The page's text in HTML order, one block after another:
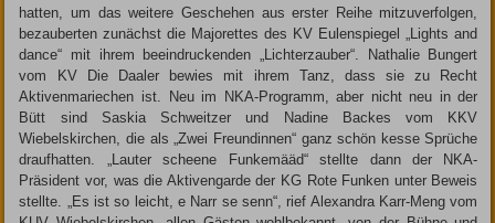
hatten, um das weitere Geschehen aus erster Reihe mitzuverfolgen,
bezauberten zunächst die Majorettes des KV Eulenspiegel „Lights and
dance“ mit ihrem beeindruckenden „Lichterzauber“. Nathalie Bungert
vom KV Die Daaler bewies mit ihrem Tanz, dass sie zu Recht
Aktivenmariechen ist. Neu im NKA-Programm, aber nicht neu in der
Bütt sind Saskia Schweitzer und Nadine Backes vom KKV
Wiebelskirchen, die als „Zwei Freundinnen“ ganz schön kesse Sprüche
draufhatten. „Lauter scheene Funkemääd“ stellte dann der NKA-
Präsident vor, was die Aktivengarde der KG Rote Funken unter Beweis
stellte. „Es ist so leicht, e Narr se senn“, rief Alexandra Karr-Meng vom